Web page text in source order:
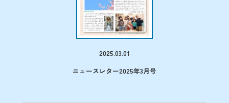
2025.03.01
ニュースレター2025年3月号